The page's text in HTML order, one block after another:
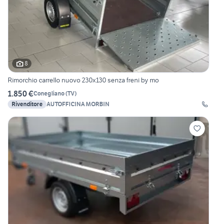
8
Rimorchio carrello nuovo 230x130 senza freni by mo
1.850 €Conegliano(TV)
Rivenditore AUTOFFICINA MORBIN